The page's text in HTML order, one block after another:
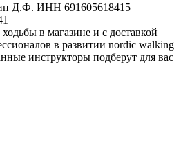
Д.Ф. ИНН 691605618415
в магазине и с доставкой
в развитии nordic walking
инструкторы подберут для вас